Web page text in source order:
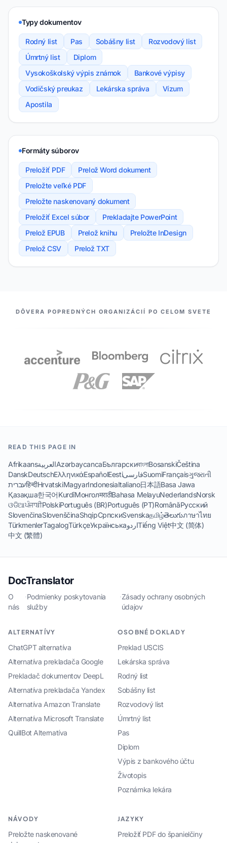
Typy dokumentov
Rodný list Pas Sobášny list
Rozvodový list
Úmrtný list
Diplom
Vysokoškolský výpis známok
Bankové výpisy
Vodičský preukaz
Lekárska správa
Vízum
Apostila
Formáty súborov
Preložiť PDF
Prelož Word dokument
Preložte veľké PDF
Preložte naskenovaný dokument
Preložiť Excel súbor
Prekladajte PowerPoint
Prelož EPUB
Prelož knihu
Preložte InDesign
Prelož CSV
Prelož TXT
NAŠI PARTNERI
DÔVERA POPREDNÝCH ORGANIZÁCIÍ PO CELOM SVETE
READ THIS PAGE IN
AfrikaansالعربيةAzərbaycancaБългарскиবাংলাBosanskiČeština
DanskDeutschΕλληνικάEspañolEestiفارسیSuomiFrançaisગુજરાતી
עבריתहिन्दीHrvatskiMagyarIndonesiaItaliano日本語Basa Jawa
Қазақша한국어KurdîМонголमराठीBahasa MelayuNederlandsNorsk
ଓଡିଆਪੰਜਾਬੀPolskiPortuguês (BR)Português (PT)RomânăРусский
SlovenčinaSlovenščinaShqipСрпскиSvenskaதமிழ்తెలుగుภาษาไทย
TürkmenlerTagalogTürkçeУкраїнськаاردوTiếng Việt中文 (简体)
中文 (繁體)
DocTranslator
O
nás
·Podmienky poskytovania
služby
·Zásady ochrany osobných
údajov
ALTERNATÍVY
ChatGPT alternatíva
Alternatíva prekladača Google
Prekladač dokumentov DeepL
Alternatíva prekladača Yandex
Alternatíva Amazon Translate
Alternatíva Microsoft Translate
QuillBot Alternatíva
OSOBNÉ DOKLADY
Preklad USCIS
Lekárska správa
Rodný list
Sobášny list
Rozvodový list
Úmrtný list
Pas
Diplom
Výpis z bankového účtu
Životopis
Poznámka lekára
NÁVODY
Preložte naskenované
JAZYKY
Preložiť PDF do španielčiny